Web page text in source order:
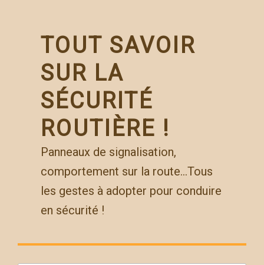
TOUT SAVOIR
SUR LA
SÉCURITÉ
ROUTIÈRE !
Panneaux de signalisation,
comportement sur la route…Tous
les gestes à adopter pour conduire
en sécurité !